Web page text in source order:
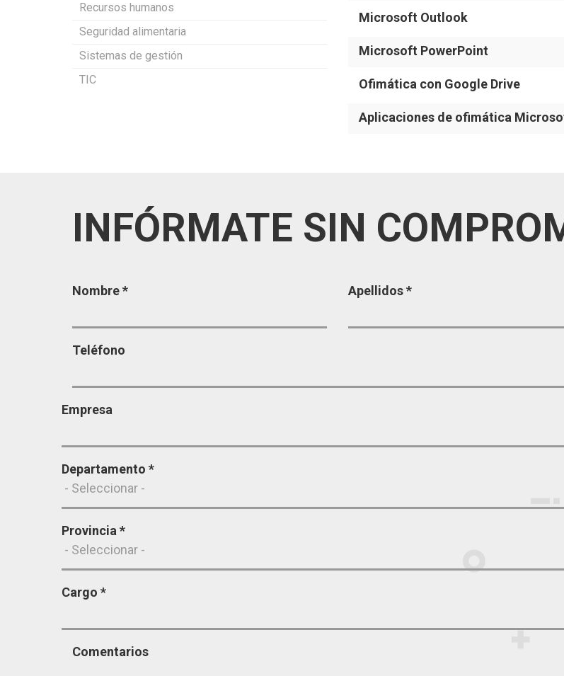
Recursos humanos
Seguridad alimentaria
Sistemas de gestión
TIC
Microsoft Outlook
Microsoft PowerPoint
Ofimática con Google Drive
Aplicaciones de ofimática
INFÓRMATE SIN
Nombre* Apellidos*
Teléfono
Empresa
Departamento *
Provincia *
Cargo *
Comentarios